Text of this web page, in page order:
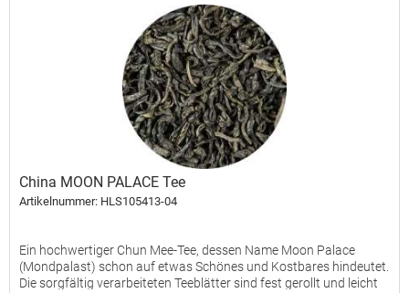
China MOON PALACE Tee
Artikelnummer: HLS105413-04
Ein hochwertiger Chun Mee-Tee, dessen Name Moon Palace
(Mondpalast) schon auf etwas Schönes und Kostbares hindeutet.
Die sorgfältig verarbeiteten Teeblätter sind fest gerollt und leicht